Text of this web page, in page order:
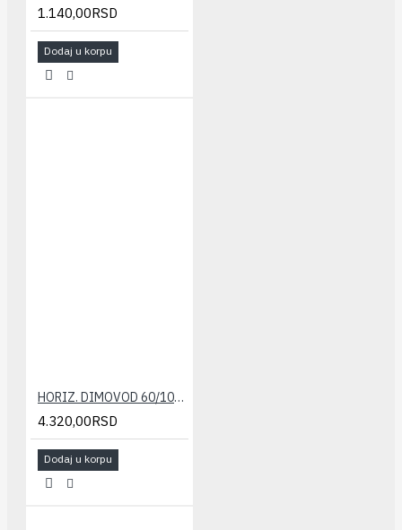
1.140,00RSD
Dodaj u korpu
HORIZ. DIMOVOD 60/100 IMMERGAS(set)
4.320,00RSD
Dodaj u korpu